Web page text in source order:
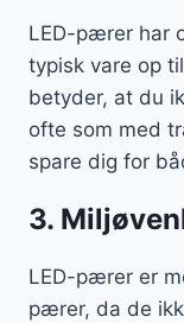
LED-pærer har
typisk vare op
betyder, at du
ofte som med
spare dig for
3.
LED-pærer er
pærer, da de